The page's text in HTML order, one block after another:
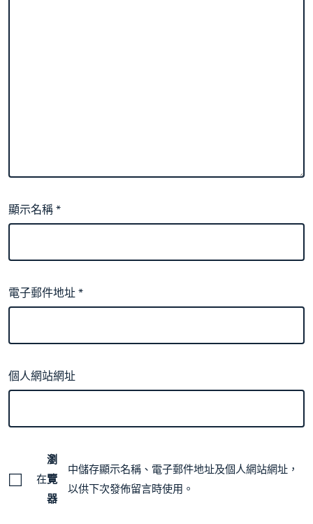
顯示名稱*
電子郵件地址*
個人網站網址
在
瀏
覽
器
中儲存顯示名稱、電子郵件地址及個人網站網址，
以供下次發佈留言時使用。